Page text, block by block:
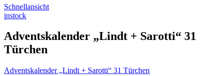
Schnellansicht
instock
Adventskalender „Lindt + Sarotti“ 31
Türchen
Adventskalender „Lindt + Sarotti“ 31 Türchen